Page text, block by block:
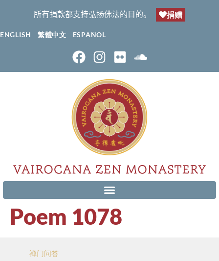
所有捐款都支持弘扬佛法的目的。 捐赠
ENGLISH 繁體中文 ESPAÑOL
Poem 1078
禅门问答